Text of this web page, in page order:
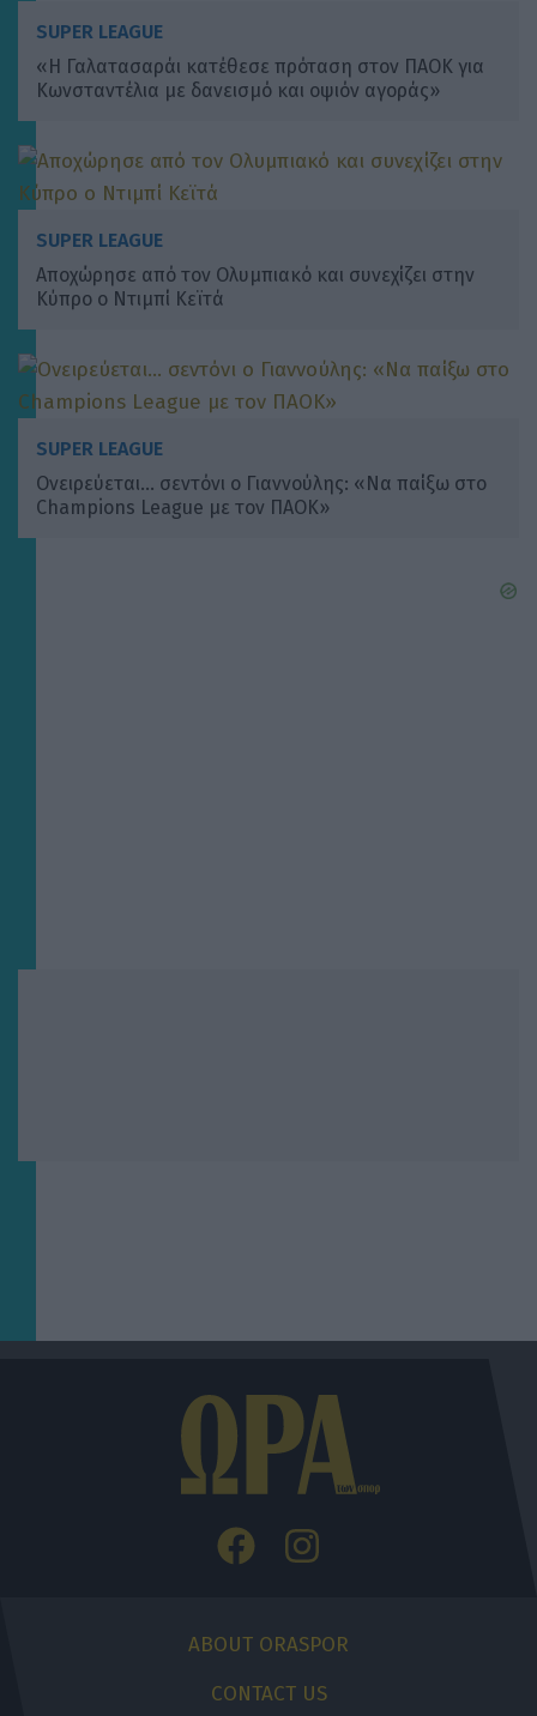
SUPER LEAGUE
«Η Γαλατασαράι κατέθεσε πρόταση στον ΠΑΟΚ για
Κωνσταντέλια με δανεισμό και οψιόν αγοράς»
SUPER LEAGUE
Αποχώρησε από τον Ολυμπιακό και συνεχίζει στην
Κύπρο ο Ντιμπί Κεϊτά
SUPER LEAGUE
Ονειρεύεται… σεντόνι ο Γιαννούλης: «Να παίξω στο
Champions League με τον ΠΑΟΚ»
ABOUT ORASPOR
CONTACT US